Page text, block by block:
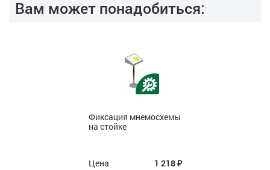
Вам может понадобиться:
Фиксация мнемосхемы
на стойке
Цена 1 218₽